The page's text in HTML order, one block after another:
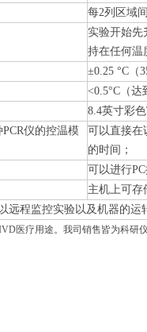
每2列区域
实验开始先
持在任何温
±0.25 °C（
<0.5°C（达
8.4英寸彩
仪的控温模
可以直接在
的时间；
可以进行PC
主机上可存
远程监控实验以及机器的运
医疗用途。我司销售皆为科研